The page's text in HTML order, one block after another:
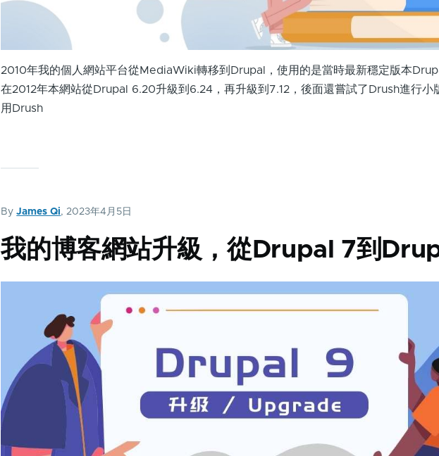
2010年我的個人網站平台從MediaWiki轉移到Drupal，使用的是當時最新穩定版本
在2012年本網站從Drupal 6.20升級到6.24，再升級到7.12，後面還嘗試了Drush進行小
用Drush
ByJames Qi, 2023年4月5日
我的博客網站升級，從Drupal 7到